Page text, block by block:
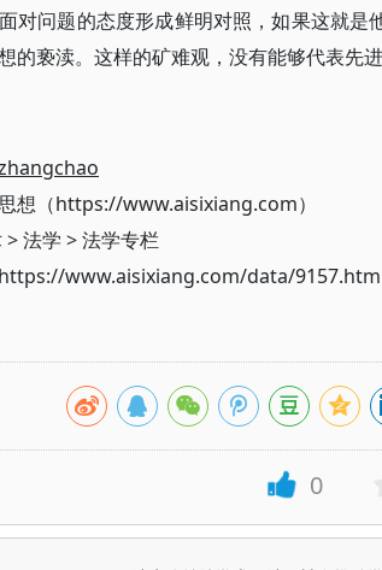
对问题的态度形成鲜明对照，如果这就
的亵渎。这样的矿难观，没有能够代表先进
想（https://www.aisixiang.com）
>法学 >法学专栏
www.aisixiang.com/data/
0